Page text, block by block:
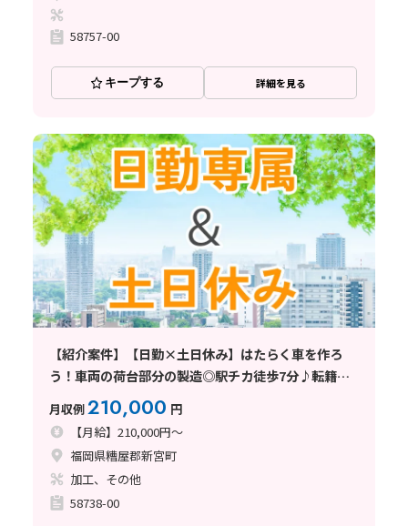
58757-00
キープする 詳細を見る
【紹介案件】【日勤×土日休み】はたらく車を作ろ
う！車両の荷台部分の製造◎駅チカ徒歩7分♪転籍支
援制度あり☆ 加工・機械操作・バリ取り・検品・運
搬・ピッキング
月収例210,000 円
【月給】210,000円～
福岡県糟屋郡新宮町
加工、その他
58738-00